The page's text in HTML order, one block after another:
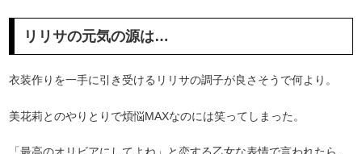
リリサの元気の源は…
衣装作りを一手に引き受けるリリサの調子が良さそうで何より。
美花莉とのやりとりで煩悩MAXなのには笑ってしまった。